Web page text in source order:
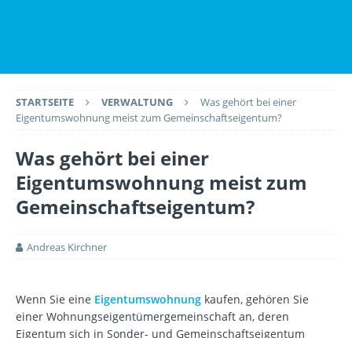
STARTSEITE VERWALTUNG
Was gehört bei einer
Eigentumswohnung meist zum Gemeinschaftseigentum?
Was gehört bei einer
Eigentumswohnung meist zum
Gemeinschaftseigentum?
Andreas Kirchner
Wenn Sie eine Eigentumswohnung kaufen, gehören Sie
einer Wohnungseigentümergemeinschaft an, deren
Eigentum sich in Sonder- und Gemeinschaftseigentum